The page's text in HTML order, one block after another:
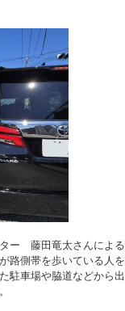
ー 藤田竜太さんによ
路側帯を歩いている人
駐車場や脇道などから